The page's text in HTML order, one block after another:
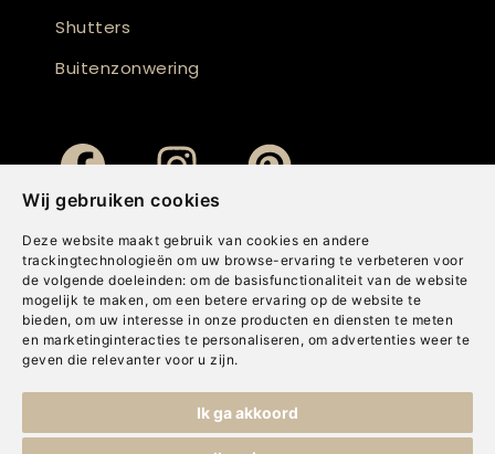
Wij gebruiken cookies
Deze website maakt gebruik van cookies en andere
trackingtechnologieën om uw browse-ervaring te verbeteren voor
de volgende doeleinden: om de basisfunctionaliteit van de website
mogelijk te maken , om een betere ervaring op de website te
bieden, om uw interesse in onze producten en diensten te meten
en marketinginteracties te personaliseren , om advertenties weer te
geven die relevanter voor u zijn.
Ik ga akkoord
Shutters
Buitenzonwering
Cookies